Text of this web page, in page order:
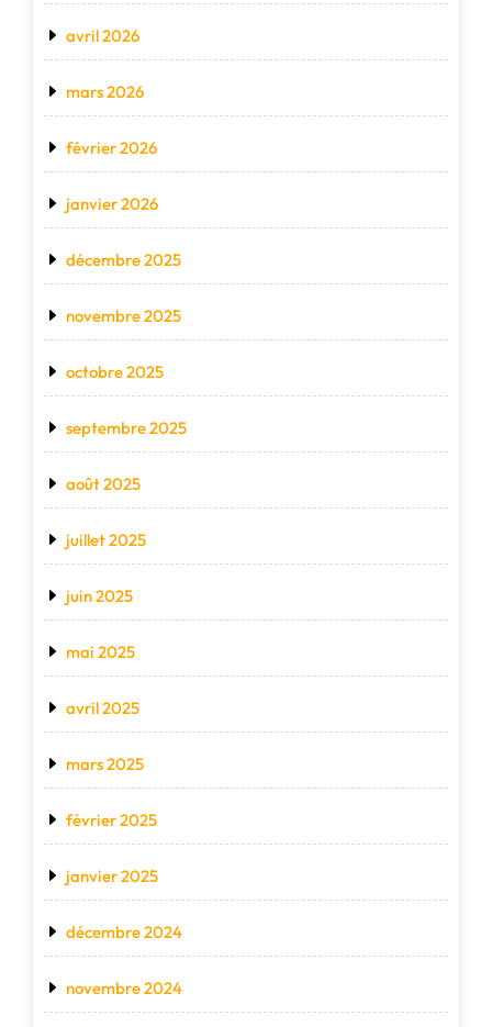
avril 2026
mars 2026
février 2026
janvier 2026
décembre 2025
novembre 2025
octobre 2025
septembre 2025
août 2025
juillet 2025
juin 2025
mai 2025
avril 2025
mars 2025
février 2025
janvier 2025
décembre 2024
novembre 2024